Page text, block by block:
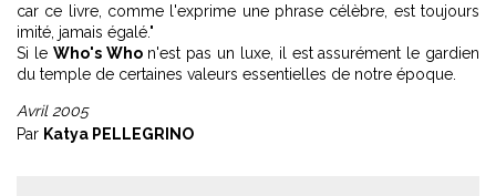
car ce livre, comme l'exprime une phrase célèbre, est toujours
imité, jamais égalé."
Si le Who's Whon'est pas un luxe, il est assurément le gardien
du temple de certaines valeurs essentielles de notre époque.
Avril 2005
Par Katya PELLEGRINO